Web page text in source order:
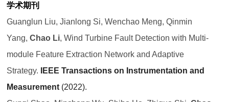
学术期刊
Guanglun Liu, Jianlong Si, Wenchao Meng, Qinmin
Yang,Chao Li, Wind Turbine Fault Detection with Multi-
module Feature Extraction Network and Adaptive
Strategy.
IEEE Transactions on Instrumentation and
Measurement (2022).